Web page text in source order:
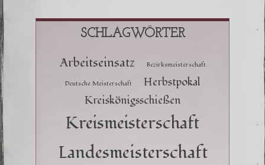
SCHLAGWÖRTER
Arbeitseinsatz Bezirksmeisterschaft
Deutsche Meisterschaft
Herbstpokal
Kreiskönigsschießen
Kreismeisterschaft
Landesmeisterschaft